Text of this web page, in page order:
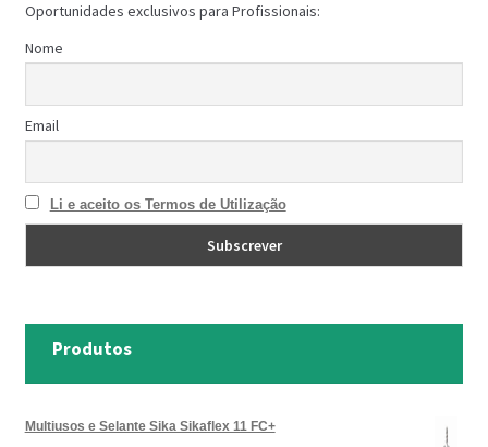
Oportunidades exclusivos para Profissionais:
Nome
Email
Li e aceito os Termos de Utilização
Produtos
Multiusos e Selante Sika Sikaflex 11 FC+